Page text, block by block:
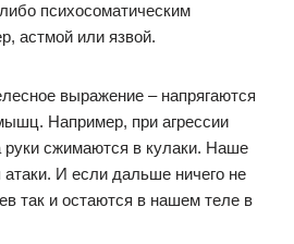
психосоматическим
астмой или язвой.
выражение – напрягаются
Например, при агрессии
руки сжимаются в кулаки. Наше
И если дальше ничего не
так и остаются в нашем теле в